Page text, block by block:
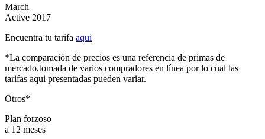
March
Active 2017
Encuentra tu tarifa aqui
*La comparación de precios es una referencia de primas de
mercado,tomada de varios compradores en línea por lo cual las
tarifas aqui presentadas pueden variar.
Otros*
Plan forzoso
a 12 meses